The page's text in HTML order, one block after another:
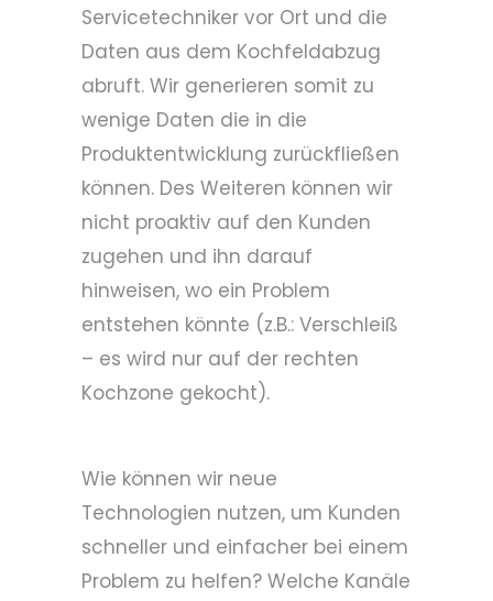
Servicetechniker vor Ort und die
Daten aus dem Kochfeldabzug
abruft. Wir generieren somit zu
wenige Daten die in die
Produktentwicklung zurückfließen
können. Des Weiteren können wir
nicht proaktiv auf den Kunden
zugehen und ihn darauf
hinweisen, wo ein Problem
entstehen könnte (z.B.: Verschleiß
– es wird nur auf der rechten
Kochzone gekocht).
Wie können wir neue
Technologien nutzen, um Kunden
schneller und einfacher bei einem
Problem zu helfen? Welche Kanäle